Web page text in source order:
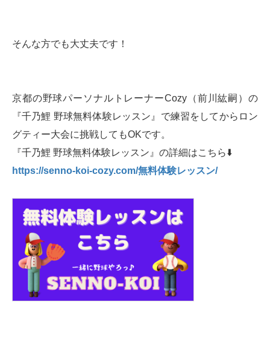
そんな方でも大丈夫です！
京都の野球パーソナルトレーナーCozy（前川紘嗣）の
『千乃鯉 野球無料体験レッスン』で練習をしてからロン
グティー大会に挑戦してもOKです。
『千乃鯉 野球無料体験レッスン』の詳細はこちら⬇️
https://senno-koi-cozy.com/無料体験レッスン/